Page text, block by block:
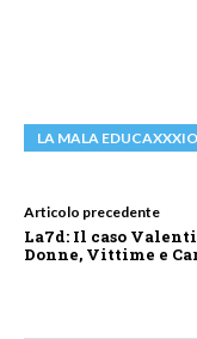
LA MALA
Articolo precedente
La7d: Il caso
Donne, Vittime e